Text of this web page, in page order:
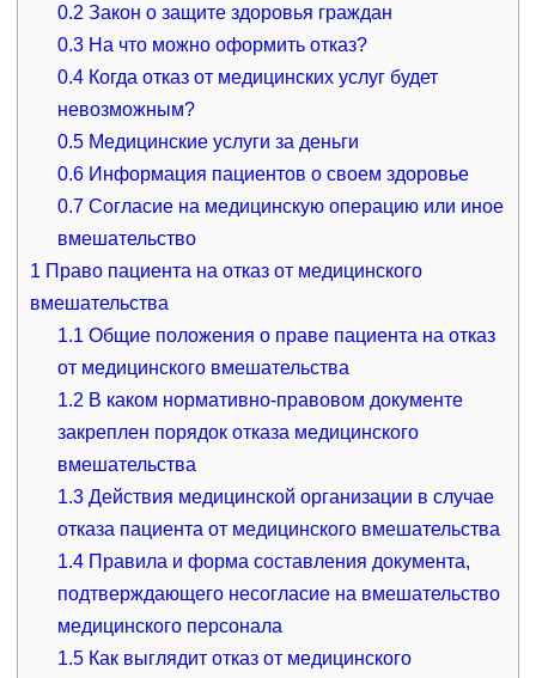
0.2 Закон о защите здоровья граждан
0.3 На что можно оформить отказ?
0.4 Когда отказ от медицинских услуг будет
невозможным?
0.5 Медицинские услуги за деньги
0.6 Информация пациентов о своем здоровье
0.7 Согласие на медицинскую операцию или иное
вмешательство
1 Право пациента на отказ от медицинского
вмешательства
1.1 Общие положения о праве пациента на отказ
от медицинского вмешательства
1.2 В каком нормативно-правовом документе
закреплен порядок отказа медицинского
вмешательства
1.3 Действия медицинской организации в случае
отказа пациента от медицинского вмешательства
1.4 Правила и форма составления документа,
подтверждающего несогласие на вмешательство
медицинского персонала
1.5 Как выглядит отказ от медицинского